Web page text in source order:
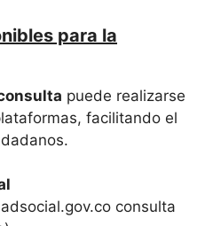
para la
puede realizarse
facilitando el
consulta